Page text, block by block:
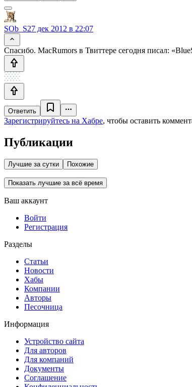
SOb_S27 дек 2012 в 22:07
Спасибо. MacRumors в Твиттере сегодня писал:
Ответить
Зарегистрируйтесь на Хабре, чтобы оставить
Публикации
Лучшие за сутки Похожие
Показать лучшие за всё время
Ваш аккаунт
Войти
Регистрация
Разделы
Статьи
Новости
Хабы
Компании
Авторы
Песочница
Информация
Устройство сайта
Для авторов
Для компаний
Документы
Соглашение